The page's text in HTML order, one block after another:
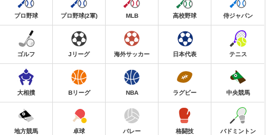
プロ野球 プロ野球(2軍) MLB 高校野球 侍ジャパン
ゴルフ Jリーグ 海外サッカー 日本代表 テニス
大相撲 Bリーグ NBA ラグビー 中央競馬
地方競馬 卓球 バレー 格闘技 バドミントン